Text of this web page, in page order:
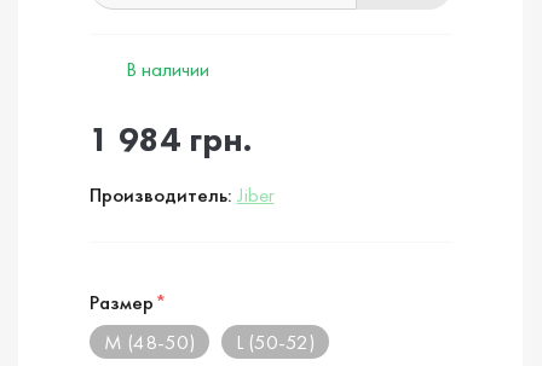
В наличии
1 984 грн.
Производитель: Jiber
Размер*
M (48-50)
L (50-52)